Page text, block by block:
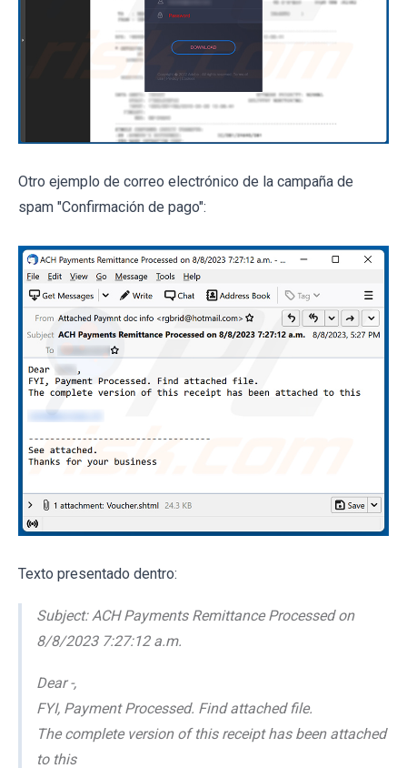
Otro ejemplo de correo electrónico de la campaña de
spam "Confirmación de pago":
Texto presentado dentro:
Subject: ACH Payments Remittance Processed on
8/8/2023 7:27:12 a.m.
Dear -,
FYI, Payment Processed. Find attached file.
The complete version of this receipt has been attached
to this